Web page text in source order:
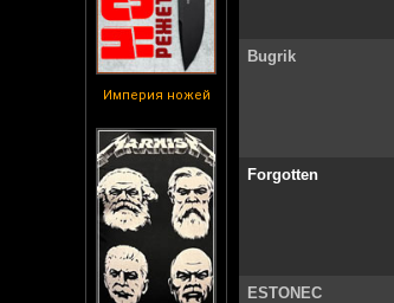
Империя ножей
Bugrik
Forgotten
ESTONEC